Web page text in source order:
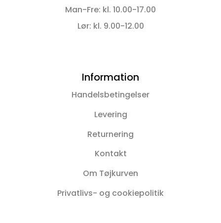
Man-Fre: kl. 10.00-17.00
Lør: kl. 9.00-12.00
Information
Handelsbetingelser
Levering
Returnering
Kontakt
Om Tøjkurven
Privatlivs- og cookiepolitik